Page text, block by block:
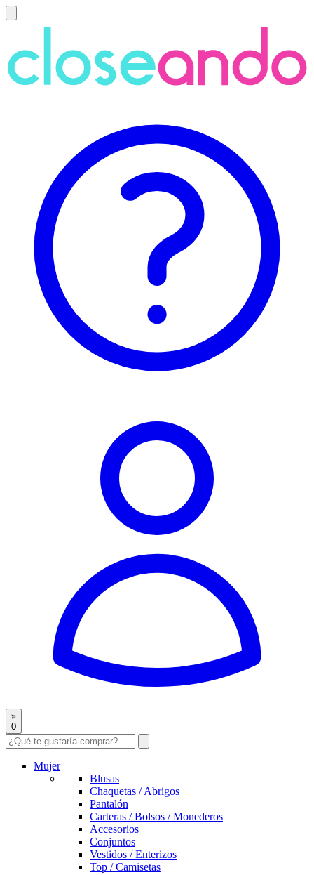
0
Mujer
Blusas
Chaquetas / Abrigos
Pantalón
Carteras / Bolsos / Monederos
Accesorios
Conjuntos
Vestidos / Enterizos
Top / Camisetas